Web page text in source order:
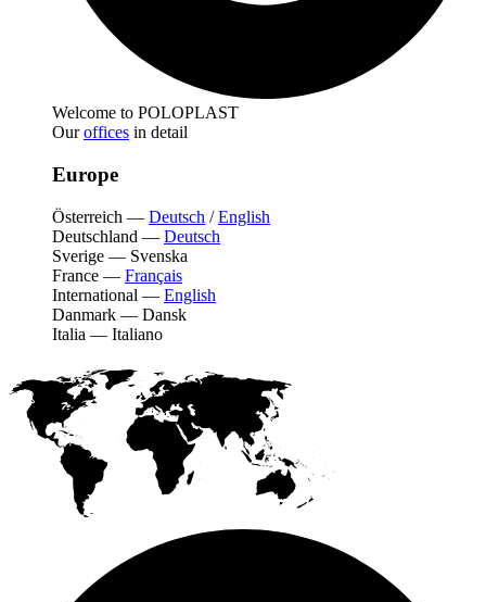
Welcome to POLOPLAST
Ouroffices in detail
Europe
Österreich — Deutsch /English
Deutschland — Deutsch
Sverige — Svenska
France — Français
International — English
Danmark — Dansk
Italia — Italiano